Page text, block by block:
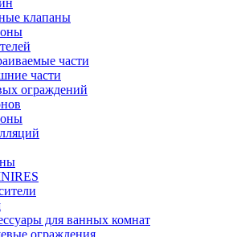
клапаны
части
части
ограждений
для ванных комнат
ограждения